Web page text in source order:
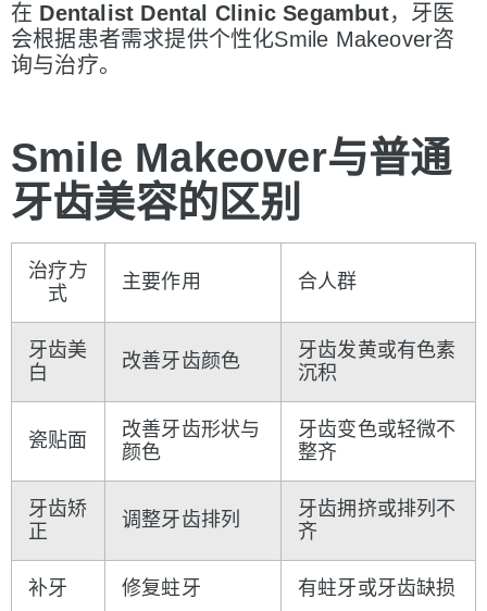
在 Dentalist Dental Clinic Segambut，牙医
会根据患者需求提供个性化Smile Makeover咨
询与治疗。
Smile Makeover与普通
牙齿美容的区别
治疗方
式
主要作用 合人群
牙齿美
白
改善牙齿颜色
牙齿发黄或有色素
沉积
瓷贴面
改善牙齿形状与
颜色
牙齿变色或轻微不
整齐
牙齿矫
正
调整牙齿排列
牙齿拥挤或排列不
齐
补牙 修复蛀牙 有蛀牙或牙齿缺损